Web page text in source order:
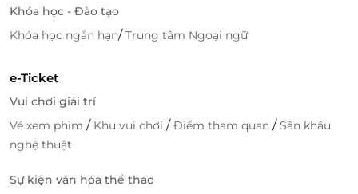
Khóa học - Đào tạo
Khóa học ngắn hạn/Trung tâm Ngoại ngữ
e-Ticket
Vui chơi giải trí
Vé xem phim / Khu vui chơi /Điểm tham quan /Sân khấu
nghệ thuật
Sự kiện văn hóa thể thao